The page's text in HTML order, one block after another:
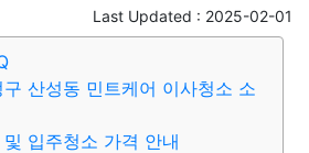
Last Updated : 2025-02-01
산성동 민트케어 이사청소 소
입주청소 가격 안내